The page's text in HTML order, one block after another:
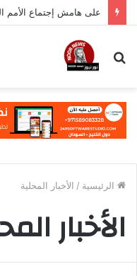
بحث
الرئيسية / الأخبار المحلية
الأخبار